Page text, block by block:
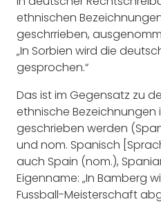
ethnischen
geschrrieben,
„In Sorbien wird die
gesprochen.“
Das ist im Gegensatz zu
ethnische Bezeichnungen
geschrieben werden
und nom. Spanisch
auch Spain (nom.),
Eigenname: „In Bamberg
Fussball-Meisterschaft